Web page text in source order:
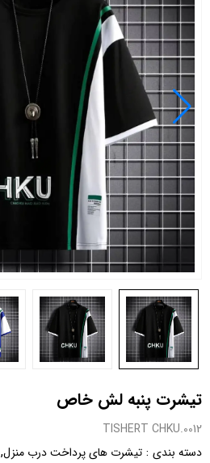
تیشرت پنبه لش خاص
0012.TISHERT CHKU
دسته بندی : تیشرت های پرداخت درب منزل,